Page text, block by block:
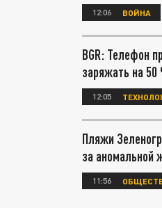
12:06 ВОЙНА
BGR: Телефон
заряжать на 50
12:05
Пляжи
за аномальной
11:56